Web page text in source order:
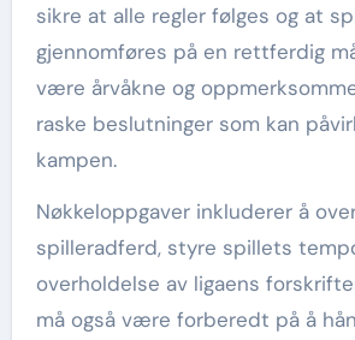
sikre at alle regler følges og at
gjennomføres på en rettferdig
være årvåkne og
raske beslutninger som kan
kampen.
Nøkkeloppgaver inkluderer å
spilleradferd, styre spillets
overholdelse av ligaens
må også være forberedt på å